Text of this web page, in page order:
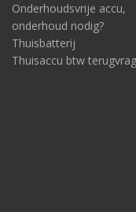
Onderhoudsvrije accu,
onderhoud nodig?
Thuisbatterij
Thuisaccu btw